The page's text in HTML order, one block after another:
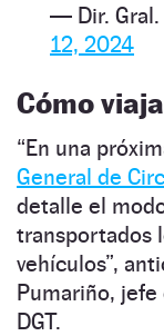
— Dir. Gral.
12, 2024
Cómo
“En una
General de
detalle el
transportados
vehículos”,
Pumariño, jefe
DGT.